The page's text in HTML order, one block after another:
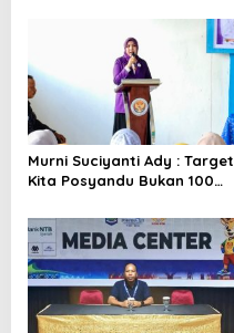
Murni Suciyanti Ady : Target
Kita Posyandu Bukan 100
Persen Berfungsi